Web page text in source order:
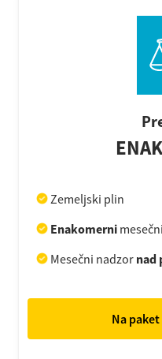
Zemeljski plin
Enakomerni
Mesečni nadzor nad
Na paket